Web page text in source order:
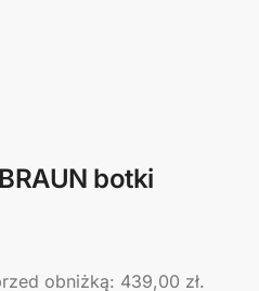
botki
obniżką: 439,00 zł.